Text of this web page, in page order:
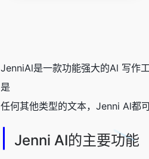
JenniAl是一款功能强大的Al 写作
是
任何其他类型的文本，Jenni Al都
Jenni AI的主要功能